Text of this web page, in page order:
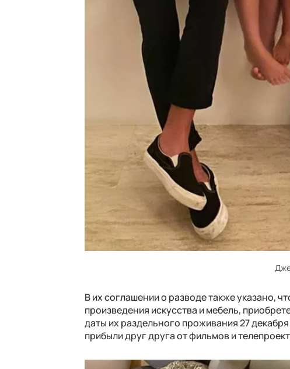
В их соглашении о разводе также указано,
произведения искусства и мебель,
даты их раздельного проживания 27
прибыли друг друга от фильмов и